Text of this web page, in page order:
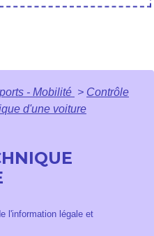
- Mobilité > Contrôle
d'une voiture
l'information légale et